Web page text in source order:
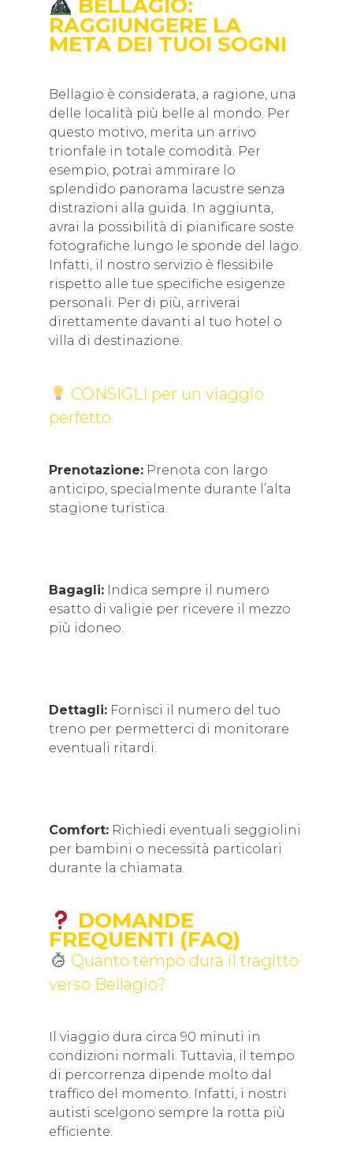
BELLAGIO:
RAGGIUNGERE LA
META DEI TUOI SOGNI
Bellagio è considerata, a ragione, una
delle località più belle al mondo. Per
questo motivo, merita un arrivo
trionfale in totale comodità. Per
esempio, potrai ammirare lo
splendido panorama lacustre senza
distrazioni alla guida. In aggiunta,
avrai la possibilità di pianificare soste
fotografiche lungo le sponde del lago.
Infatti, il nostro servizio è flessibile
rispetto alle tue specifiche esigenze
personali. Per di più, arriverai
direttamente davanti al tuo hotel o
villa di destinazione.
CONSIGLI per un viaggio
perfetto
Prenotazione: Prenota con largo
anticipo, specialmente durante l’alta
stagione turistica.
Bagagli: Indica sempre il numero
esatto di valigie per ricevere il mezzo
più idoneo.
Dettagli: Fornisci il numero del tuo
treno per permetterci di monitorare
eventuali ritardi.
Comfort: Richiedi eventuali seggiolini
per bambini o necessità particolari
durante la chiamata.
DOMANDE
FREQUENTI (FAQ)
Quanto tempo dura il tragitto
verso Bellagio?
Il viaggio dura circa 90 minuti in
condizioni normali. Tuttavia, il tempo
di percorrenza dipende molto dal
traffico del momento. Infatti, i nostri
autisti scelgono sempre la rotta più
efficiente.